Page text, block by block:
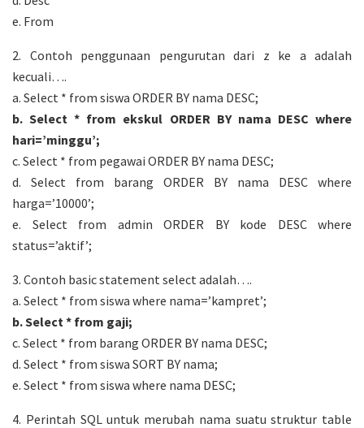
e. From
2. Contoh penggunaan pengurutan dari z ke a adalah
kecuali….
a. Select * from siswa ORDER BY nama DESC;
b. Select * from ekskul ORDER BY nama DESC where
hari=’minggu’;
c. Select * from pegawai ORDER BY nama DESC;
d. Select from barang ORDER BY nama DESC where
harga=’10000’;
e. Select from admin ORDER BY kode DESC where
status=’aktif’;
3. Contoh basic statement select adalah….
a. Select * from siswa where nama=’kampret’;
b. Select * from gaji;
c. Select * from barang ORDER BY nama DESC;
d. Select * from siswa SORT BY nama;
e. Select * from siswa where nama DESC;
4. Perintah SQL untuk merubah nama suatu struktur table